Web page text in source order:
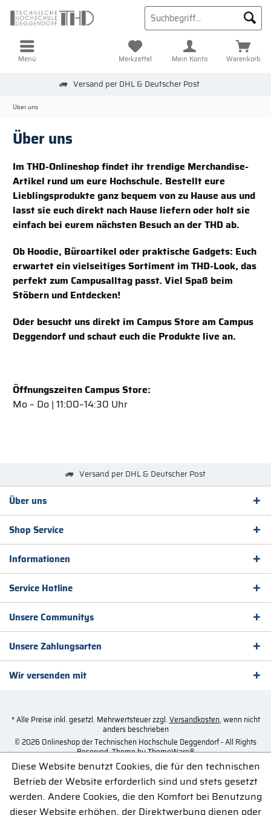
Menü Warenkorb
Merkzettel Mein Konto
Versand per DHL & Deutscher Post
Über uns
Über uns
Im THD-Onlineshop findet ihr trendige Merchandise-
Artikel rund um eure Hochschule. Bestellt eure
Lieblingsprodukte ganz bequem von zu Hause aus und
lasst sie euch direkt nach Hause liefern oder holt sie
einfach bei eurem nächsten Besuch an der THD ab.
Ob Hoodie, Büroartikel oder praktische Gadgets: Euch
erwartet ein vielseitiges Sortiment im THD-Look, das
perfekt zum Campusalltag passt. Viel Spaß beim
Stöbern und Entdecken!
Oder besucht uns direkt im Campus Store am Campus
Deggendorf und schaut euch die Produkte live an.
Öffnungszeiten Campus Store:
Mo – Do | 11:00–14:30 Uhr
Versand per DHL & Deutscher Post
Über uns
Shop Service
Informationen
Service Hotline
Unsere Communitys
Unsere Zahlungsarten
Wir versenden mit
* Alle Preise inkl. gesetzl. Mehrwertsteuer zzgl. Versandkosten, wenn nicht
anders beschrieben
© 2026 Onlineshop der Technischen Hochschule Deggendorf - All Rights
Reserved. Theme byThemeWare®
Diese Website benutzt Cookies, die für den technischen
Betrieb der Website erforderlich sind und stets gesetzt
werden. Andere Cookies, die den Komfort bei Benutzung
dieser Website erhöhen, der Direktwerbung dienen oder